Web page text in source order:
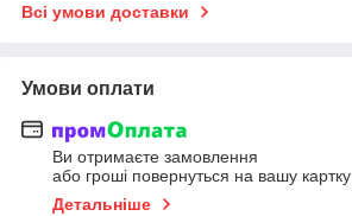
Всі умови доставки
Умови оплати
Ви отримаєте замовлення
або гроші повернуться на вашу картку
Детальніше